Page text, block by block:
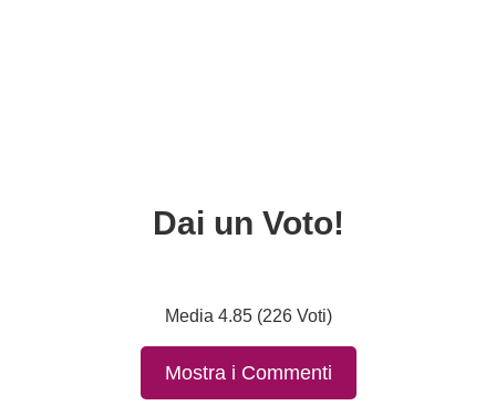
Dai un Voto!
Media 4.85 (226 Voti)
Mostra i Commenti